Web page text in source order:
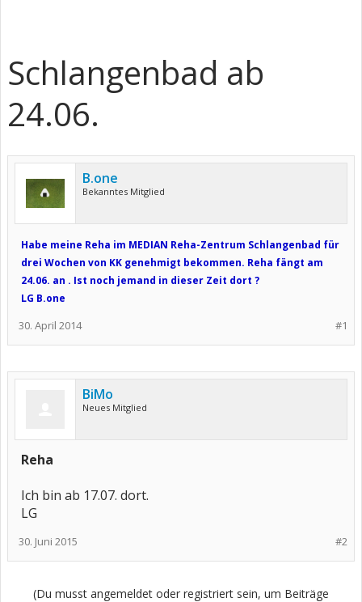
Schlangenbad ab
24.06.
B.one
Bekanntes Mitglied
Habe meine Reha im MEDIAN Reha-Zentrum Schlangenbad für
drei Wochen von KK genehmigt bekommen. Reha fängt am
24.06. an . Ist noch jemand in dieser Zeit dort ?
LG B.one
#1
30. April 2014
BiMo
Neues Mitglied
Reha
Ich bin ab 17.07. dort.
LG
#2
30. Juni 2015
(Du musst angemeldet oder registriert sein, um Beiträge